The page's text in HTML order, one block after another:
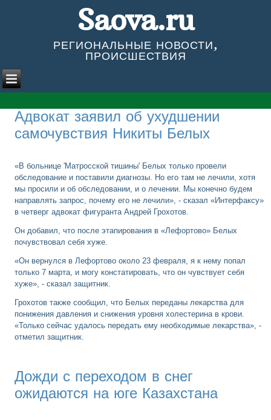
Saova.ru
РЕГИОНАЛЬНЫЕ НОВОСТИ,
ПРОИСШЕСТВИЯ
Адвокат заявил об ухудшении
самочувствия Никиты Белых
«В больнице 'Матросской тишины' Белых только провели
обследование и поставили диагнозы. Но его там не лечили, хотя
мы просили и об обследовании, и о лечении. Мы конечно будем
направлять запрос, почему его не лечили», - сказал «Интерфаксу»
в четверг адвокат фигуранта Андрей Грохотов.
Он добавил, что после этапирования в «Лефортово» Белых
почувствовал себя хуже.
«Он вернулся в Лефортово около 23 февраля, я к нему попал
только 7 марта, и могу констатировать, что он чувствует себя
хуже», - сказал защитник.
Грохотов также сообщил, что Белых переданы лекарства для
понижения давления и снижения уровня холестерина в крови.
«Только сейчас удалось передать ему необходимые лекарства», -
отметил защитник.
Дожди с переходом в снег
ожидаются на юге Казахстана